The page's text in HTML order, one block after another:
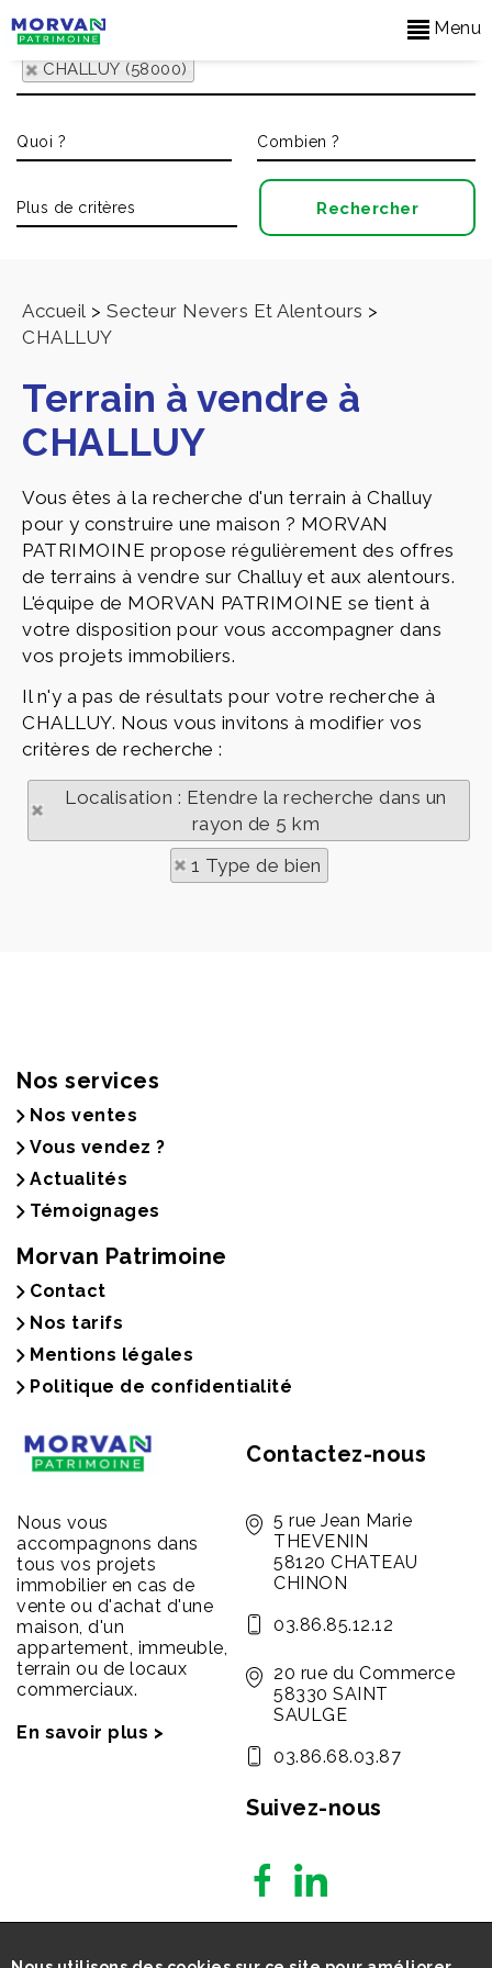
Menu
CHALLUY (58000)
Accueil > Secteur Nevers Et Alentours >
CHALLUY
Terrain à vendre à
CHALLUY
Vous êtes à la recherche d'un terrain à Challuy
pour y construire une maison ? MORVAN
PATRIMOINE propose régulièrement des offres
de terrains à vendre sur Challuy et aux alentours.
L'équipe de MORVAN PATRIMOINE se tient à
votre disposition pour vous accompagner dans
vos projets immobiliers.
Il n'y a pas de résultats pour votre recherche à
CHALLUY. Nous vous invitons à modifier vos
critères de recherche :
Localisation : Etendre la recherche dans un
rayon de 5 km
1 Type de bien
Nos services
Nos ventes
Vous vendez ?
Actualités
Témoignages
Morvan Patrimoine
Contact
Nos tarifs
Mentions légales
Politique de confidentialité
Nous vous
accompagnons dans
tous vos projets
immobilier en cas de
vente ou d'achat d'une
maison, d'un
appartement, immeuble,
terrain ou de locaux
commerciaux.
En savoir plus >
Contactez-nous
5 rue Jean Marie
THEVENIN
58120 CHATEAU
CHINON
03.86.85.12.12
20 rue du Commerce
58330 SAINT
SAULGE
03.86.68.03.87
Suivez-nous